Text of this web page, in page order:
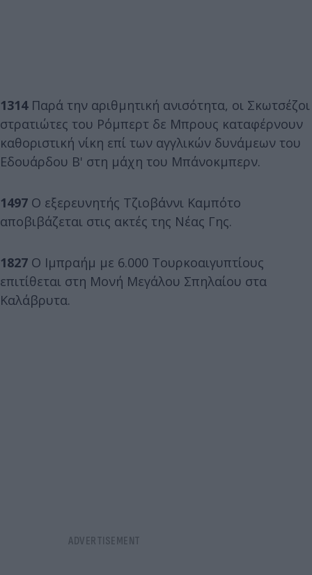
1314 Παρά την αριθμητική ανισότητα, οι Σκωτσέζοι
στρατιώτες του Ρόμπερτ δε Μπρους καταφέρνουν
καθοριστική νίκη επί των αγγλικών δυνάμεων του
Εδουάρδου Β' στη μάχη του Μπάνοκμπερν.
1497 Ο εξερευνητής Τζιοβάννι Καμπότο
αποβιβάζεται στις ακτές της Νέας Γης.
1827 Ο Ιμπραήμ με 6.000 Τουρκοαιγυπτίους
επιτίθεται στη Μονή Μεγάλου Σπηλαίου στα
Καλάβρυτα.